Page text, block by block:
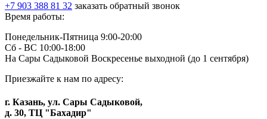
+7 903 388 81 32 заказать обратный звонок
Время работы:
Понедельник-Пятница 9:00-20:00
Сб - ВС 10:00-18:00
На Сары Садыковой Воскресенье выходной (до 1 сентября)
Приезжайте к нам по адресу:
г. Казань, ул. Сары Садыковой,
д. 30, ТЦ "Бахадир"